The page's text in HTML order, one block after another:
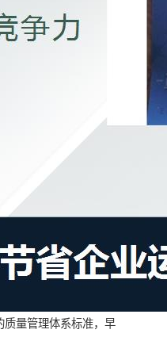
质量管理体系标准，早